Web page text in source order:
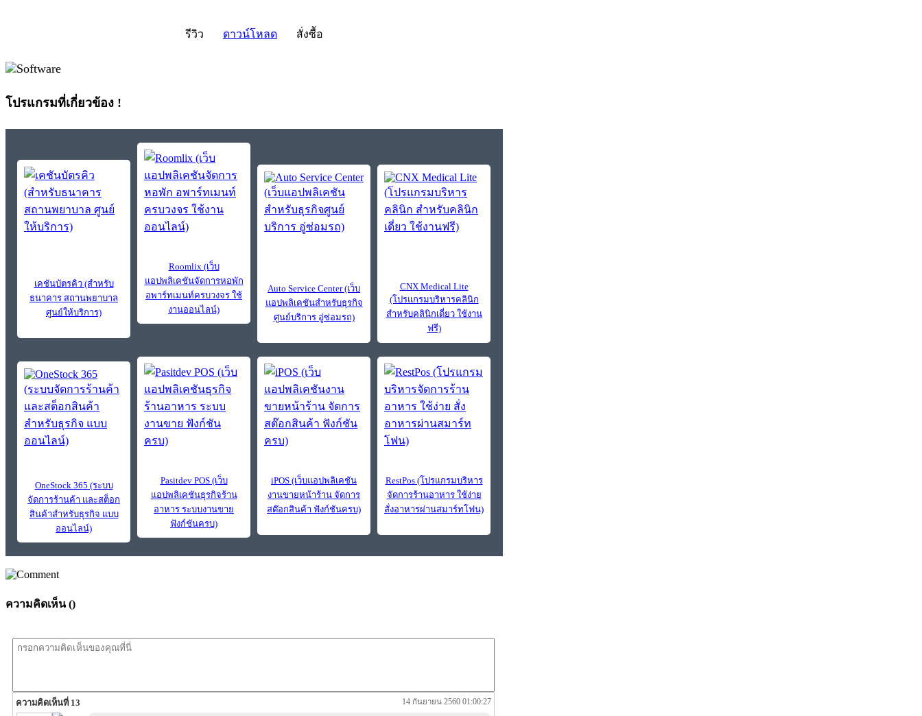
รีวิว ดาวน์โหลด สั่งซื้อ
โปรแกรมที่เกี่ยวข้อง !
เคชันบัตรคิว (สำหรับ
ธนาคาร สถานพยาบาล
ศูนย์ให้บริการ)
Roomlix (เว็บ
แอปพลิเคชันจัดการหอพัก
อพาร์ทเมนท์ครบวงจร ใช้
งานออนไลน์)
Auto Service Center (เว็บ
แอปพลิเคชันสำหรับธุรกิจ
ศูนย์บริการ อู่ซ่อมรถ)
CNX Medical Lite
(โปรแกรมบริหารคลินิก
สำหรับคลินิกเดี่ยว ใช้งาน
ฟรี)
OneStock 365 (ระบบ
จัดการร้านค้า และสต็อก
สินค้าสำหรับธุรกิจ แบบ
ออนไลน์)
Pasitdev POS (เว็บ
แอปพลิเคชันธุรกิจร้าน
อาหาร ระบบงานขาย
ฟังก์ชันครบ)
iPOS (เว็บแอปพลิเคชัน
งานขายหน้าร้าน จัดการ
สต๊อกสินค้า ฟังก์ชันครบ)
RestPos (โปรแกรมบริหาร
จัดการร้านอาหาร ใช้ง่าย
สั่งอาหารผ่านสมาร์ทโฟน)
ความคิดเห็น ()
ความคิดเห็นที่ 13 14 กันยายน 2560 01:00:27